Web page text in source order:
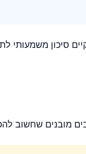
סיכון משמעותי
מובנים שחשוב